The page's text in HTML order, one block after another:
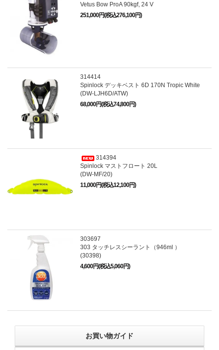
Vetus Bow ProA 90kgf, 24 V
251,000円(税込276,100円)
314414
Spinlock デッキベスト 6D 170N Tropic White
(DW-LJH6D/ATW)
68,000円(税込74,800円)
314394
Spinlock マストフロート 20L
(DW-MF/20)
11,000円(税込12,100円)
303697
303 タッチレスシーラント（946ml ）
(30398)
4,600円(税込5,060円)
お買い物ガイド